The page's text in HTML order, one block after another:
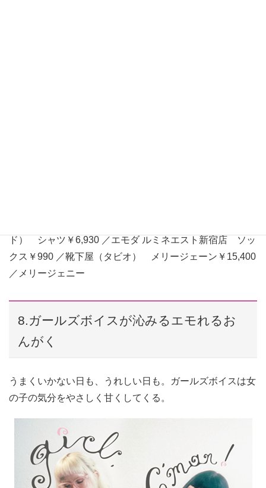
ド） シャツ￥6,930 ／エモダ ルミネエスト新宿店 ソッ
クス￥990 ／靴下屋（タビオ） メリージェーン￥15,400
／メリージェニー
8.ガールズボイスが沁みるエモれるお
んがく
うまくいかない日も、うれしい日も。ガールズボイスは女
の子の気分をやさしく甘くしてくる。